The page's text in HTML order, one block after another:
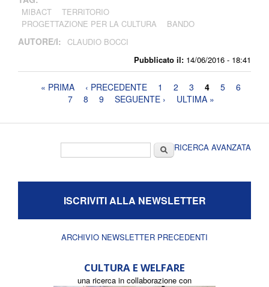
Pubblicato il: 14/06/2016 - 18:41
MIBACT
TERRITORIO
PROGETTAZIONE PER LA CULTURA
BANDO
AUTORE/I: CLAUDIO BOCCI
Pagine« PRIMA ‹ PRECEDENTE 1 2 3 4 5
6
7
8 9 SEGUENTE › ULTIMA »
CercaRICERCA AVANZATA
ISCRIVITI ALLA NEWSLETTER
ARCHIVIO NEWSLETTER PRECEDENTI
CULTURA E WELFARE
una ricerca in collaborazione con